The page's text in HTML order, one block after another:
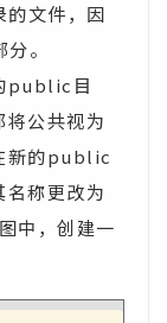
文件，因
。
public目
将公共视为
新的public
名称更改为
中，创建一